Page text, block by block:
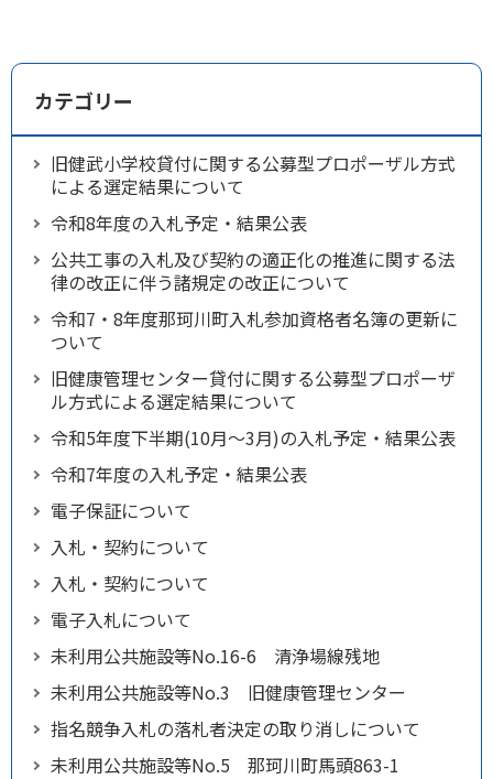
カテゴリー
旧健武小学校貸付に関する公募型プロポーザル方式
による選定結果について
令和8年度の入札予定・結果公表
公共工事の入札及び契約の適正化の推進に関する法
律の改正に伴う諸規定の改正について
令和7・8年度那珂川町入札参加資格者名簿の更新に
ついて
旧健康管理センター貸付に関する公募型プロポーザ
ル方式による選定結果について
令和5年度下半期(10月～3月)の入札予定・結果公表
令和7年度の入札予定・結果公表
電子保証について
入札・契約について
入札・契約について
電子入札について
未利用公共施設等No.16-6 清浄場線残地
未利用公共施設等No.3 旧健康管理センター
指名競争入札の落札者決定の取り消しについて
未利用公共施設等No.5 那珂川町馬頭863-1